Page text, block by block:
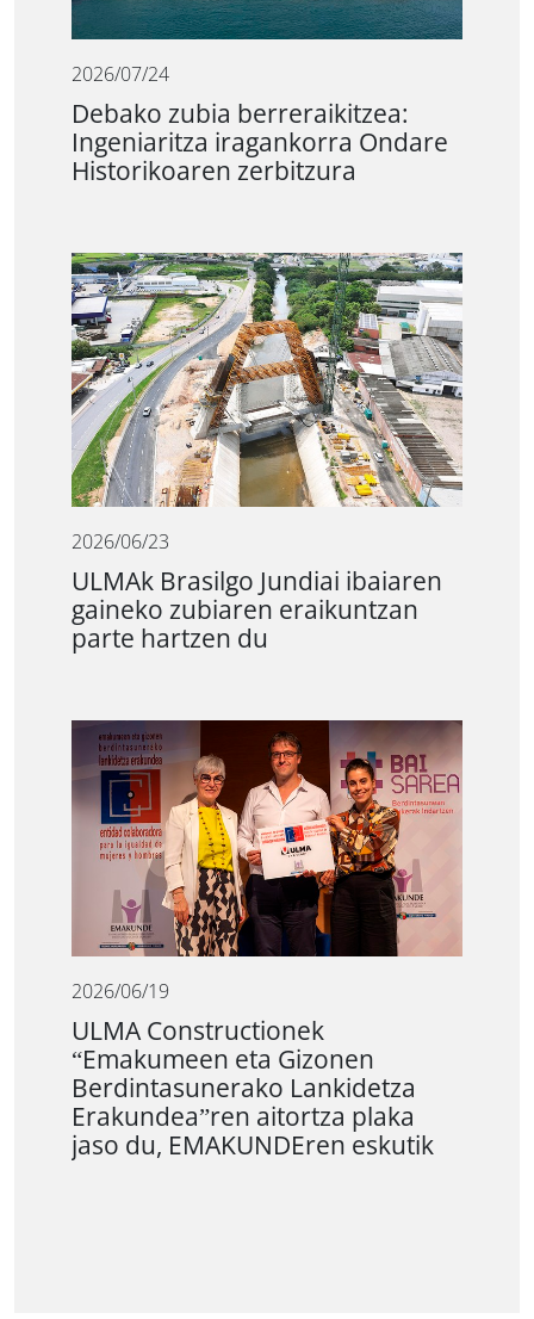
2026/07/24
Debako zubia berreraikitzea:
Ingeniaritza iragankorra Ondare
Historikoaren zerbitzura
2026/06/23
ULMAk Brasilgo Jundiai ibaiaren
gaineko zubiaren eraikuntzan
parte hartzen du
2026/06/19
ULMA Constructionek
“Emakumeen eta Gizonen
Berdintasunerako Lankidetza
Erakundea”ren aitortza plaka
jaso du, EMAKUNDEren eskutik